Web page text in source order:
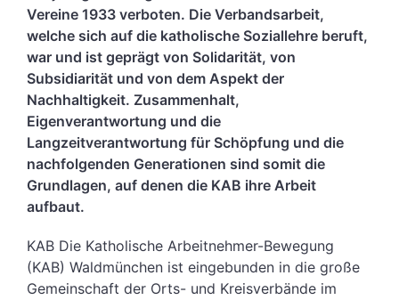
Vereine 1933 verboten. Die Verbandsarbeit,
welche sich auf die katholische Soziallehre beruft,
war und ist geprägt von Solidarität, von
Subsidiarität und von dem Aspekt der
Nachhaltigkeit. Zusammenhalt,
Eigenverantwortung und die
Langzeitverantwortung für Schöpfung und die
nachfolgenden Generationen sind somit die
Grundlagen, auf denen die KAB ihre Arbeit
aufbaut.
KAB Die Katholische Arbeitnehmer-Bewegung
(KAB) Waldmünchen ist eingebunden in die große
Gemeinschaft der Orts- und Kreisverbände im